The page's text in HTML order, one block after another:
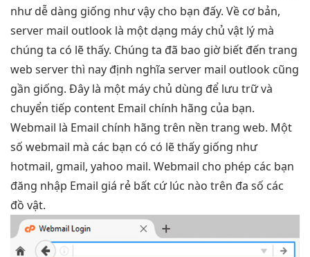
như dễ dàng giống như vậy cho bạn đấy. Về cơ bản,
server mail outlook là một dạng máy chủ vật lý mà
chúng ta có lẽ thấy. Chúng ta đã bao giờ biết đến trang
web server thì nay định nghĩa server mail outlook cũng
gần giống. Đây là một máy chủ dùng để lưu trữ và
chuyển tiếp content Email chính hãng của bạn.
Webmail là Email chính hãng trên nền trang web. Một
số webmail mà các bạn có có lẽ thấy giống như
hotmail, gmail, yahoo mail. Webmail cho phép các bạn
đăng nhập Email giá rẻ bất cứ lúc nào trên đa số các
đồ vật.